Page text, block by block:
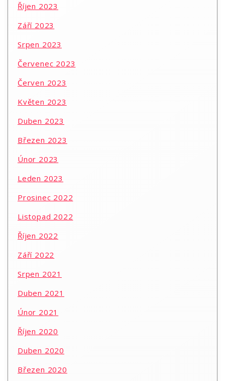
Říjen 2023
Září 2023
Srpen 2023
Červenec 2023
Červen 2023
Květen 2023
Duben 2023
Březen 2023
Únor 2023
Leden 2023
Prosinec 2022
Listopad 2022
Říjen 2022
Září 2022
Srpen 2021
Duben 2021
Únor 2021
Říjen 2020
Duben 2020
Březen 2020